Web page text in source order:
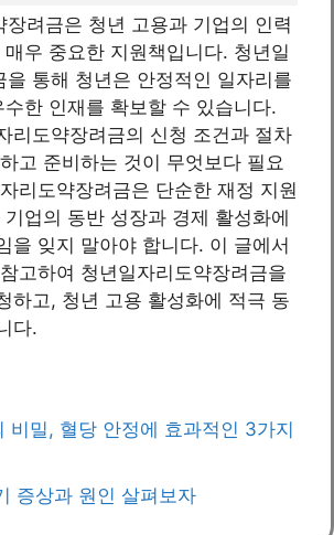
장려금은 청년 고용과 기업의 인력
우 중요한 지원책입니다. 청년일
을 통해 청년은 안정적인 일자리를
한 인재를 확보할 수 있습니다.
리도약장려금의 신청 조건과 절차
고 준비하는 것이 무엇보다 필요
리도약장려금은 단순한 재정 지원
업의 동반 성장과 경제 활성화에
을 잊지 말아야 합니다. 이 글에서
고하여 청년일자리도약장려금을
하고, 청년 고용 활성화에 적극 동
다.
비밀, 혈당 안정에 효과적인 3가지
증상과 원인 살펴보자